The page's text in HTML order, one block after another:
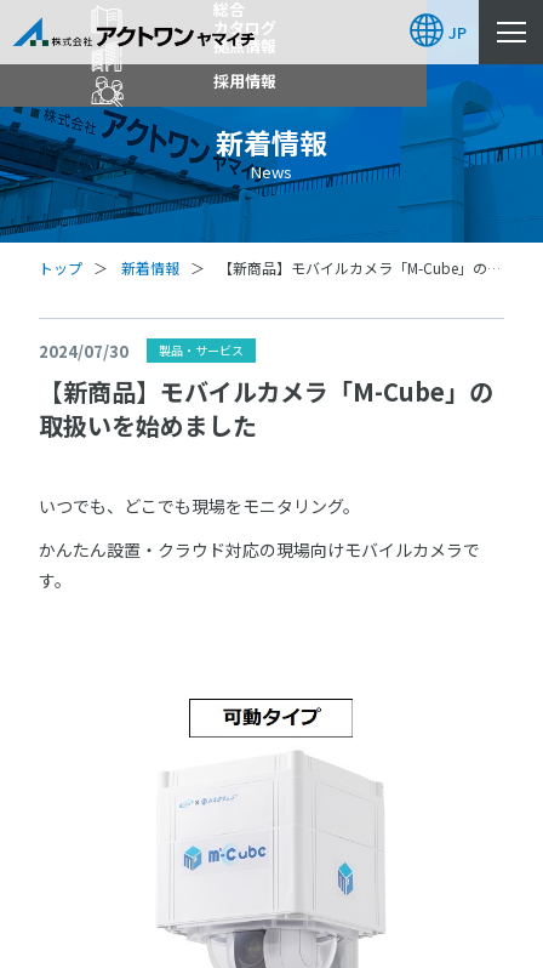
総合
カタログ
拠点情報
採用情報
JP
新着情報
News
トップ 新着情報
【新商品】モバイルカメラ「M-Cube」の取
2024/07/30 製品・サービス
【新商品】モバイルカメラ「M-Cube」の
取扱いを始めました
いつでも、どこでも現場をモニタリング。
かんたん設置・クラウド対応の現場向けモバイルカメラで
す。